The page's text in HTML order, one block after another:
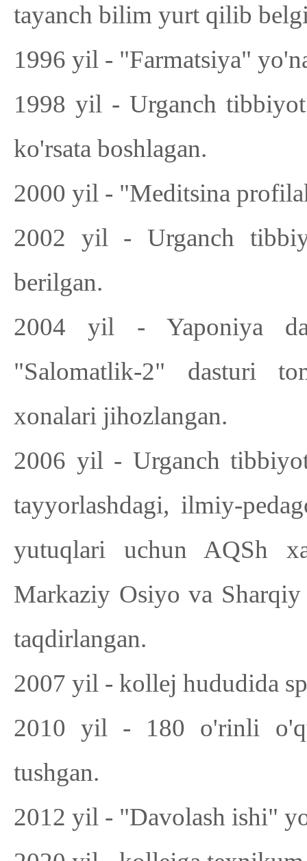
tayanch bilim yurt qilib
1996 yil - "Farmatsiya"
1998 yil - Urganch
ko'rsata boshlagan.
2000 yil - "Meditsina
2002 yil - Urganch
berilgan.
2004 yil - Yaponiya
"Salomatlik-2" dasturi
xonalari jihozlangan.
2006 yil - Urganch
tayyorlashdagi, ilmiy-
yutuqlari uchun AQSh
Markaziy Osiyo va
taqdirlangan.
2007 yil - kollej hududida
2010 yil - 180 o'rinli
tushgan.
2012 yil - "Davolash ishi"